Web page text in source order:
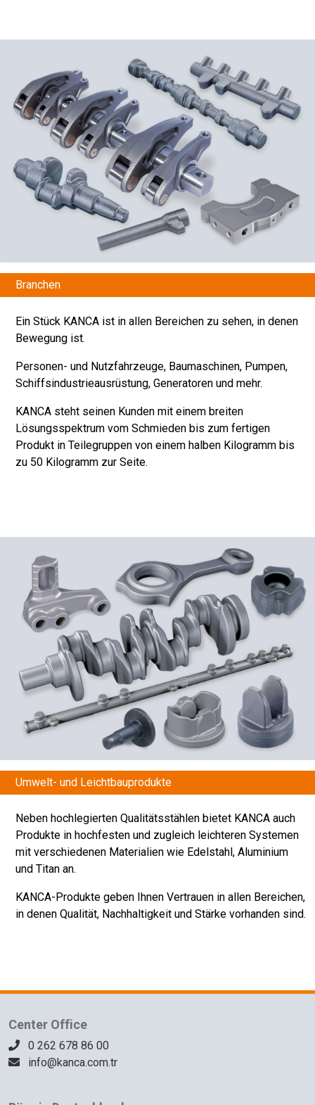
Branchen
Ein Stück KANCA ist in allen Bereichen zu sehen, in denen
Bewegung ist.
Personen- und Nutzfahrzeuge, Baumaschinen, Pumpen,
Schiffsindustrieausrüstung, Generatoren und mehr.
KANCA steht seinen Kunden mit einem breiten
Lösungsspektrum vom Schmieden bis zum fertigen
Produkt in Teilegruppen von einem halben Kilogramm bis
zu 50 Kilogramm zur Seite.
Umwelt- und Leichtbauprodukte
Neben hochlegierten Qualitätsstählen bietet KANCA auch
Produkte in hochfesten und zugleich leichteren Systemen
mit verschiedenen Materialien wie Edelstahl, Aluminium
und Titan an.
KANCA-Produkte geben Ihnen Vertrauen in allen Bereichen,
in denen Qualität, Nachhaltigkeit und Stärke vorhanden sind.
Center Office
0 262 678 86 00
info@kanca.com.tr